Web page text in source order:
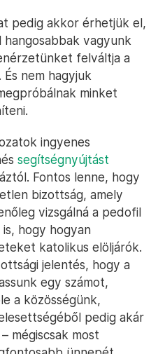
pedig akkor érhetjük el,
hangosabbak vagyunk
felváltja a
nem hagyjuk
minket
ingyenes
segítségnyújtást
Fontos lenne, hogy
bizottság, amely
vizsgálná a pedofil
hogy hogyan
katolikus elöljárók.
jelentés, hogy a
egy számot,
a közösségünk,
pedig akár
mégiscsak most